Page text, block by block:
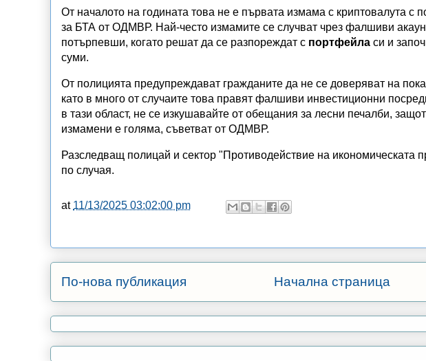
От началото на годината това не е първата измама с криптовалута с
за БТА от ОДМВР. Най-често измамите се случват чрез фалшиви
потърпевши, когато решат да се разпореждат с портфейла си и
суми.
От полицията предупреждават гражданите да не се доверяват на
като в много от случаите това правят фалшиви инвестиционни
в тази област, не се изкушавайте от обещания за лесни печалби,
измамени е голяма, съветват от ОДМВР.
Разследващ полицай и сектор "Противодействие на икономическата
по случая.
at 11/13/2025 03:02:00 pm
По-нова публикация Начална страница